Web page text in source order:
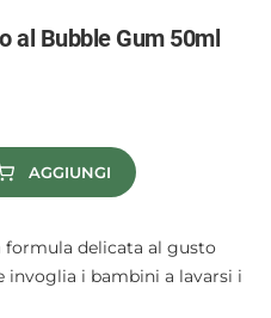
al Bubble Gum 50ml
AGGIUNGI
formula delicata al gusto
invoglia i bambini a lavarsi i